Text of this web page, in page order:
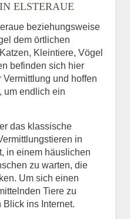
ELSTERAUE
beziehungsweise
dem örtlichen
Kleintiere, Vögel
befinden sich hier
Vermittlung und hoffen
um endlich ein
das klassische
in
in einem häuslichen
zu warten, die
Um sich einen
Tiere zu
Blick ins Internet.